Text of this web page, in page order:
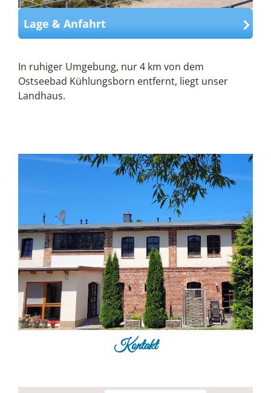
Lage & Anfahrt
In ruhiger Umgebung, nur 4 km von dem
Ostseebad Kühlungsborn entfernt, liegt unser
Landhaus.
Kontakt